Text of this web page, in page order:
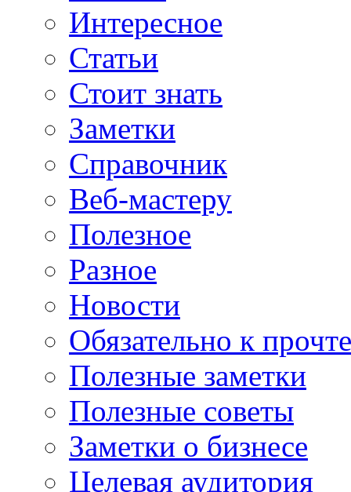
Интересное
Статьи
Стоит знать
Заметки
Справочник
Веб-мастеру
Полезное
Разное
Новости
Обязательно к
Полезные заметки
Полезные советы
Заметки о бизнесе
Целевая аудитория